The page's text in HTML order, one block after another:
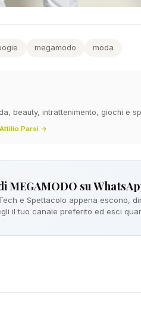
megamodo moda
beauty, intrattenimento, giochi e
Parsi →
MEGAMODO su
e Spettacolo appena escono,
il tuo canale preferito ed esci